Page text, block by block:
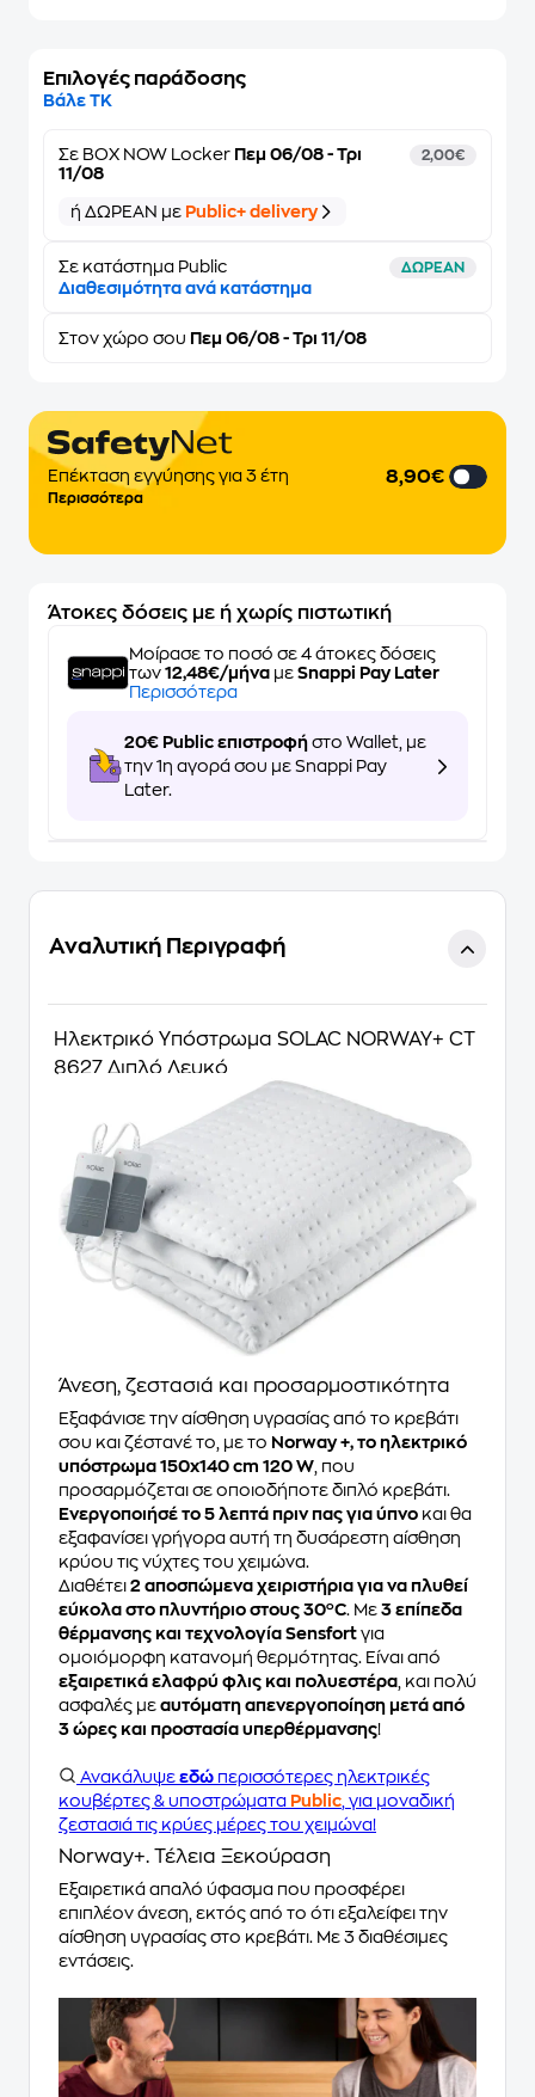
Επιλογές παράδοσης
Βάλε ΤΚ
Σε BOX NOW Locker Πεμ 06/08 - Τρι
11/08
2,00€
ή ΔΩΡΕΑΝ με Public+ delivery
Σε κατάστημα Public ΔΩΡΕΑΝ
Διαθεσιμότητα ανά κατάστημα
Στον χώρο σου Πεμ 06/08 - Τρι 11/08
Επέκταση εγγύησης για 3 έτη
Περισσότερα
8,90€
Άτοκες δόσεις με ή χωρίς πιστωτική
Μοίρασε το ποσό σε 4 άτοκες δόσεις
των 12,48€/μήνα με Snappi Pay Later
Περισσότερα
20€ Public επιστροφή στο Wallet, με
την 1η αγορά σου με Snappi Pay
Later.
Αναλυτική Περιγραφή
Ηλεκτρικό Υπόστρωμα SOLAC NORWAY+ CT
8627 Διπλό Λευκό
Άνεση, ζεστασιά και προσαρμοστικότητα
Εξαφάνισε την αίσθηση υγρασίας από το κρεβάτι
σου και ζέστανέ το, με το Norway +, το ηλεκτρικό
υπόστρωμα 150x140 cm 120 W , που
προσαρμόζεται σε οποιοδήποτε διπλό κρεβάτι.
Ενεργοποιήσέ το 5 λεπτά πριν πας για ύπνο και θα
εξαφανίσει γρήγορα αυτή τη δυσάρεστη αίσθηση
κρύου τις νύχτες του χειμώνα.
Διαθέτει 2 αποσπώμενα χειριστήρια για να πλυθεί
εύκολα στο πλυντήριο στους 30ºC . Με 3 επίπεδα
θέρμανσης και τεχνολογία Sensfort για
ομοιόμορφη κατανομή θερμότητας. Είναι από
εξαιρετικά ελαφρύ φλις και πολυεστέρα , και πολύ
ασφαλές με αυτόματη απενεργοποίηση μετά από
3 ώρες και προστασία υπερθέρμανσης!
Ανακάλυψε εδώ περισσότερες ηλεκτρικές
κουβέρτες & υποστρώματα Public , για μοναδική
ζεστασιά τις κρύες μέρες του χειμώνα!
Norway+. Τέλεια Ξεκούραση
Εξαιρετικά απαλό ύφασμα που προσφέρει
επιπλέον άνεση, εκτός από το ότι εξαλείφει την
αίσθηση υγρασίας στο κρεβάτι. Με 3 διαθέσιμες
εντάσεις.